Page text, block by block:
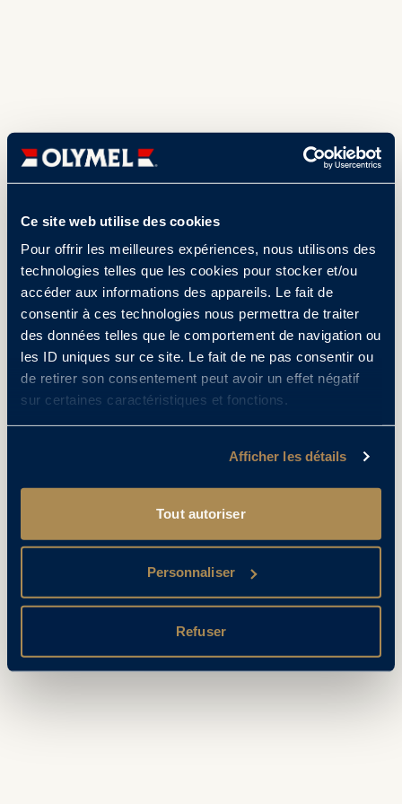
Ce site web utilise des cookies
Pour offrir les meilleures expériences, nous utilisons des
technologies telles que les cookies pour stocker et/ou
accéder aux informations des appareils. Le fait de
consentir à ces technologies nous permettra de traiter
des données telles que le comportement de navigation ou
les ID uniques sur ce site. Le fait de ne pas consentir ou
de retirer son consentement peut avoir un effet négatif
sur certaines caractéristiques et fonctions.
Afficher les détails
Tout autoriser
Personnaliser
Refuser